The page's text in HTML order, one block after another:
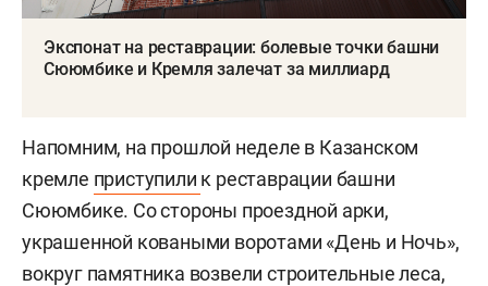
Экспонат на реставрации: болевые точки башни
Сююмбике и Кремля залечат за миллиард
Напомним, на прошлой неделе в Казанском
кремле приступили к реставрации башни
Сююмбике. Со стороны проездной арки,
украшенной коваными воротами «День и Ночь»,
вокруг памятника возвели строительные леса,